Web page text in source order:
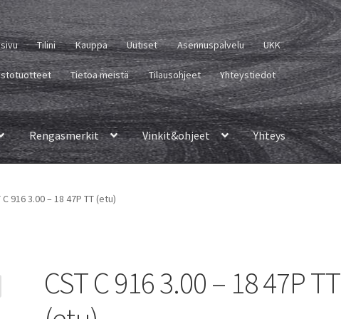
Tilini Kauppa Uutiset Asennuspalvelu UKK
Tietoa meistä Tilausohjeet Yhteystiedot
Rengasmerkit Vinkit&ohjeet Yhteys
C 916 3.00 – 18 47P TT (etu)
CST C 916 3.00 – 18 47P TT